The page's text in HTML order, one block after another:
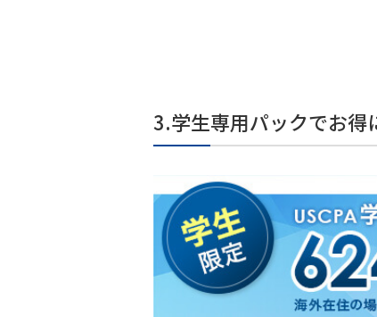
3.学生専用パックでお得